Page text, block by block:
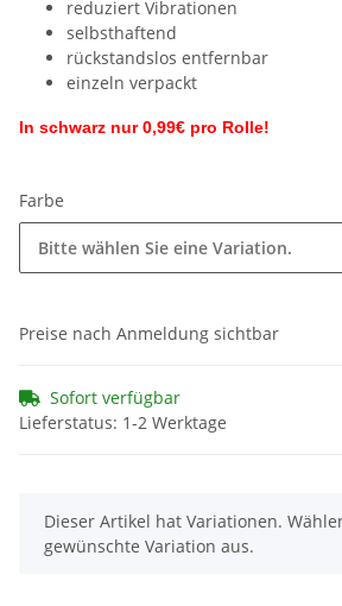
reduziert Vibrationen
selbsthaftend
rückstandslos entfernbar
einzeln verpackt
In schwarz nur 0,99€ pro Rolle!
Farbe
Bitte wählen Sie eine Variation.
Preise nach Anmeldung sichtbar
Sofort verfügbar
Lieferstatus: 1-2 Werktage
x
Dieser Artikel hat Variationen.
gewünschte Variation aus.